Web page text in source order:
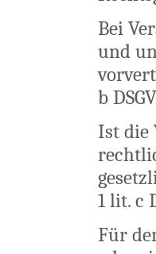
Bei
und
b
Ist die
1 lit. c
Für